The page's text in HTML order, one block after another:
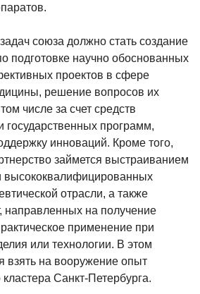
союза должно стать создание
подготовке научно обоснованных
проектов в сфере
решение вопросов их
числе за счет средств
государственных программ,
инноваций. Кроме того,
займется выстраиванием
высококвалифицированных
отрасли, а также
направленных на получение
применение при
или технологии. В этом
взять на вооружение опыт
Санкт-Петербурга.